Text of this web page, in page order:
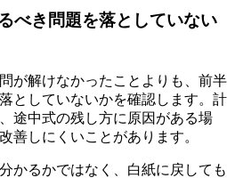
べき問題を落としていない
が解けなかったことよりも、前半
としていないかを確認します。計
途中式の残し方に原因がある場
善しにくいことがあります。
かるかではなく、白紙に戻しても